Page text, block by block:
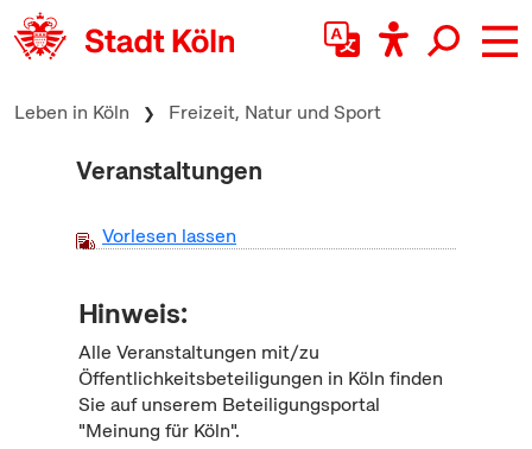
zum Inhalt springen
Leben in Köln Freizeit, Natur und Sport
Veranstaltungen
Vorlesen lassen
Hinweis:
Alle Veranstaltungen mit/zu
Öffentlichkeitsbeteiligungen in Köln finden
Sie auf unserem Beteiligungsportal
"Meinung für Köln".